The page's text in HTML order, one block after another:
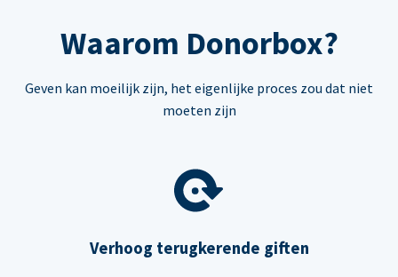
Waarom Donorbox?
Geven kan moeilijk zijn, het eigenlijke proces zou dat niet
moeten zijn
Verhoog terugkerende giften